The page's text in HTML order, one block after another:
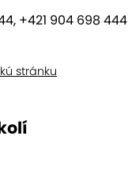
+421 904 698 444
stránku